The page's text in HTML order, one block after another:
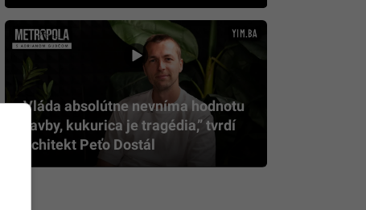
„Vláda absolútne nevníma hodnotu
stavby, kukurica je tragédia,” tvrdí
architekt Peťo Dostál